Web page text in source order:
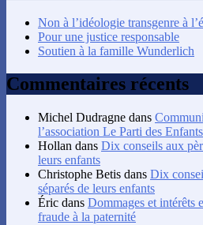
Non à l’idéologie transgenre à
Pour une justice responsable
Soutien à la famille Wunderlich
Commentaires récents
Michel Dudragne dans
l’association Le Parti des
Hollan dans Dix conseils aux
leurs enfants
Christophe Betis dans Dix
séparés de leurs enfants
Éric dans Dommages et intérêts
fraude à la paternité